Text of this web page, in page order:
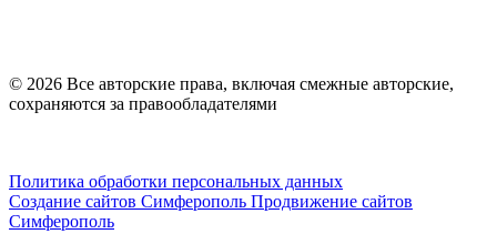
© 2026 Все авторские права, включая смежные авторские,
сохраняются за правообладателями
Политика обработки персональных данных
Создание сайтов Симферополь Продвижение сайтов
Симферополь